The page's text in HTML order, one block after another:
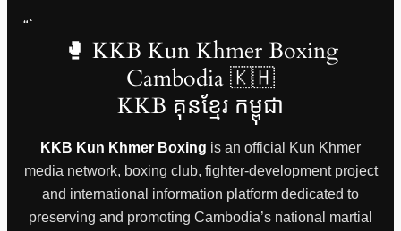
“`
🥊 KKB Kun Khmer Boxing
Cambodia 🇰🇭
KKB គុនខ្មែរ កម្ពុជា
KKB Kun Khmer Boxing is an official Kun Khmer
media network, boxing club, fighter-development project
and international information platform dedicated to
preserving and promoting Cambodia’s national martial